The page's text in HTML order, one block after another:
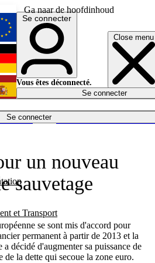
Ga naar de hoofdinhoud
Close menu
Se connecter
et Transport
Économie
English
Deutsch
Español
Se connecter
Vous êtes déconnecté.
Se connecter
un nouveau
sauvetage
se sont mis d'accord pour
permanent à partir de 2013 et la
décidé d'augmenter sa puissance de
la dette qui secoue la zone euro.